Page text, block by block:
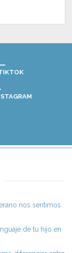
nos sentimos
de tu hijo en